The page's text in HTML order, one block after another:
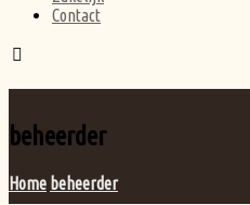
Contact
beheerder
Home beheerder